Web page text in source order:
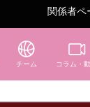
関係者ペ
チーム コラム・